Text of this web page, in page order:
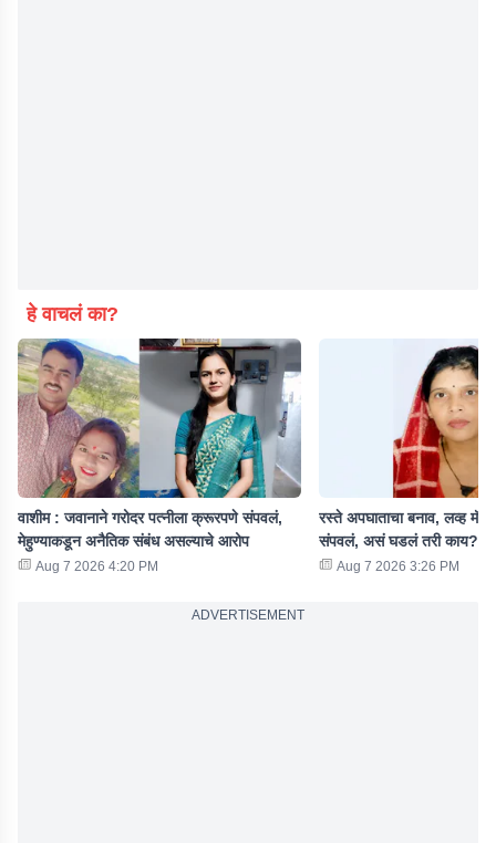
हे वाचलं का?
वाशीम : जवानाने गरोदर पत्नीला क्रूरपणे संपवलं,
मेहुण्याकडून अनैतिक संबंध असल्याचे आरोप
Aug 7 2026 4:20 PM
रस्ते अपघाताचा बनाव, लव्ह
संपवलं, असं घडलं तरी काय?
Aug 7 2026 3:26 PM
ADVERTISEMENT